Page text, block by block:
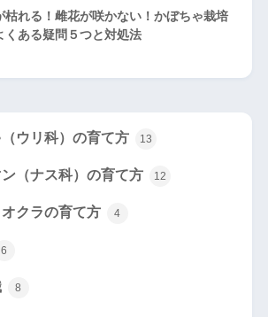
枯れる！雌花が咲かない！かぼちゃ栽培
くある疑問５つと対処法
ウリ科）の育て方 13
ン（ナス科）の育て方 12
オクラの育て方 4
6
8